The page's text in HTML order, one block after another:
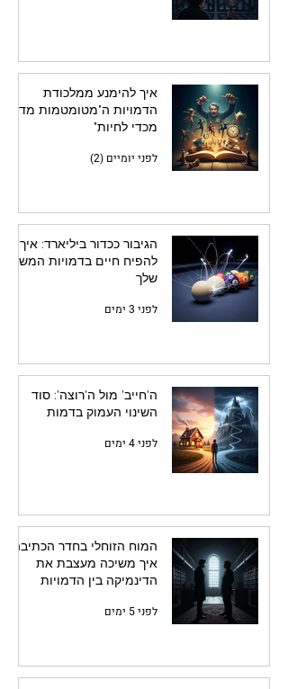
איך להימנע ממלכודת
הדמויות ה"מטומטמות מדי
מכדי לחיות"
לפני יומיים (2)
הגיבור ככדור ביליארד: איך
להפיח חיים בדמויות המשנה
שלך
לפני 3 ימים
ה'חייב' מול ה'רוצה': סוד
השינוי העמוק בדמות
לפני 4 ימים
המוח הזוחלי בחדר הכתיבה:
איך משיכה מעצבת את
הדינמיקה בין הדמויות
לפני 5 ימים